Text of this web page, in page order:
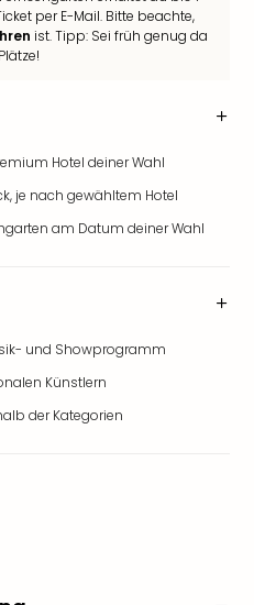
per E-Mail. Bitte beachte,
ist. Tipp: Sei früh genug da
Hotel deiner Wahl
je nach gewähltem Hotel
am Datum deiner Wahl
und Showprogramm
Künstlern
der Kategorien